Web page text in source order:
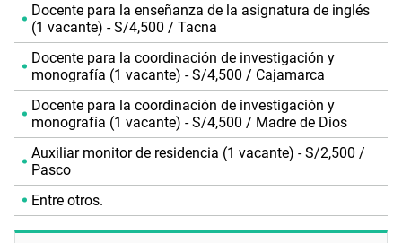
Docente para la enseñanza de la asignatura de inglés
(1 vacante) - S/4,500 / Tacna
Docente para la coordinación de investigación y
monografía (1 vacante) - S/4,500 / Cajamarca
Docente para la coordinación de investigación y
monografía (1 vacante) - S/4,500 / Madre de Dios
Auxiliar monitor de residencia (1 vacante) - S/2,500 /
Pasco
Entre otros.